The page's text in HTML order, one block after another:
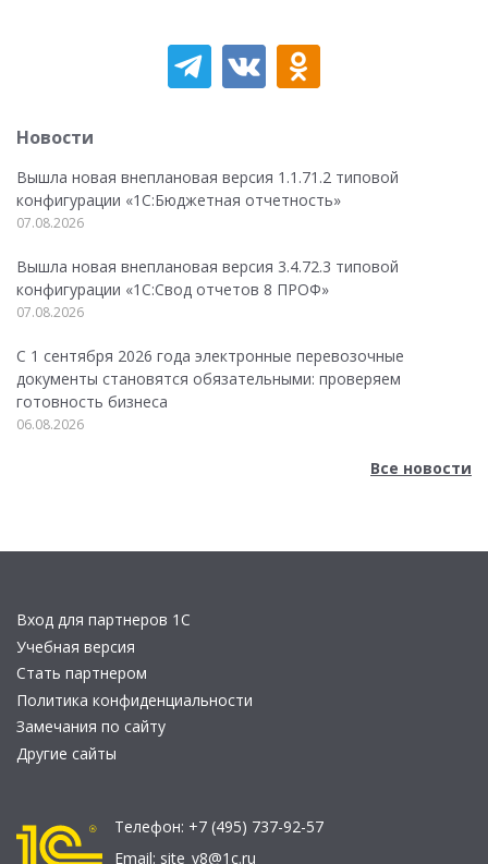
Новости
Вышла новая внеплановая версия 1.1.71.2 типовой
конфигурации «1C:Бюджетная отчетность»
07.08.2026
Вышла новая внеплановая версия 3.4.72.3 типовой
конфигурации «1C:Свод отчетов 8 ПРОФ»
07.08.2026
С 1 сентября 2026 года электронные перевозочные
документы становятся обязательными: проверяем
готовность бизнеса
06.08.2026
Все новости
Вход для партнеров 1С
Учебная версия
Стать партнером
Политика конфиденциальности
Замечания по сайту
Другие сайты
Телефон: +7 (495) 737-92-57
Email: site_v8@1c.ru